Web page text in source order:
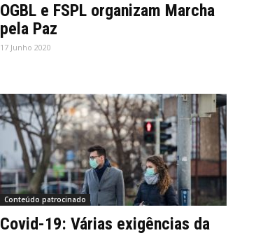
OGBL e FSPL organizam Marcha
pela Paz
17 Junho 2020
Conteúdo patrocinado
Covid-19: Várias exigências da